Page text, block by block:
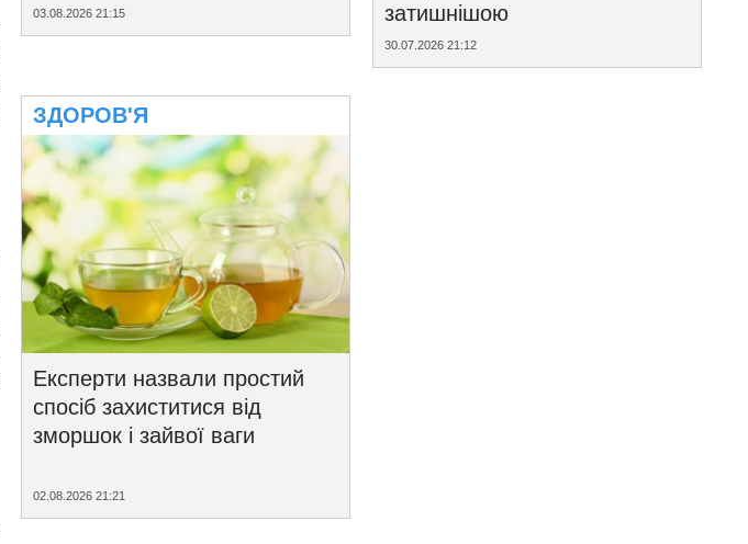
03.08.2026 21:15
ЗДОРОВ'Я
Експерти назвали простий
спосіб захиститися від
зморшок і зайвої ваги
02.08.2026 21:21
затишнішою
30.07.2026 21:12